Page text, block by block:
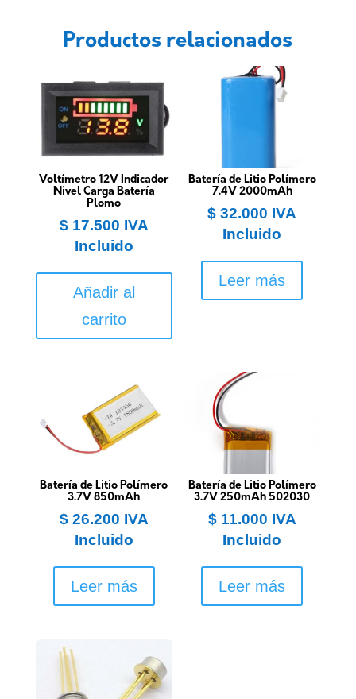
Productos relacionados
Voltímetro 12V Indicador
Nivel Carga Batería
Plomo
$17.500 IVA
Incluido
Añadir al
carrito
Batería de Litio Polímero
7.4V 2000mAh
$ 32.000 IVA
Incluido
Leer más
Batería de Litio Polímero
3.7V 850mAh
$26.200 IVA
Incluido
Leer más
Batería de Litio Polímero
3.7V 250mAh 502030
$11.000 IVA
Incluido
Leer más